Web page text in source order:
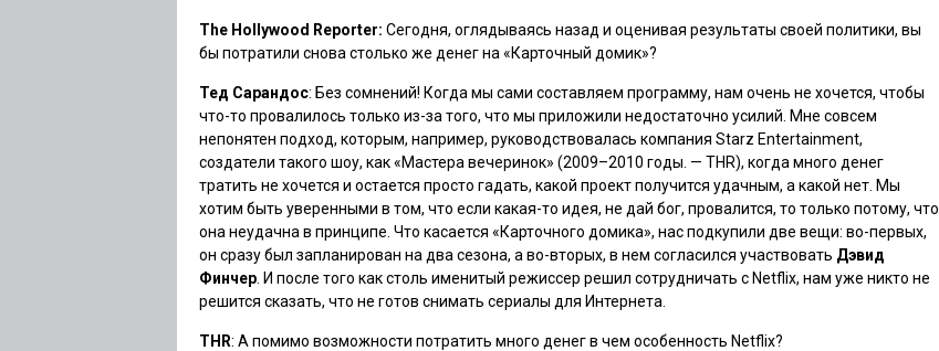
The Hollywood Reporter: Сегодня, оглядываясь назад и оценивая результаты своей политики, вы
бы потратили снова столько же денег на «Карточный домик»?
Тед Сарандос: Без сомнений! Когда мы сами составляем программу, нам очень не хочется, чтобы
что-то провалилось только из-за того, что мы приложили недостаточно усилий. Мне совсем
непонятен подход, которым, например, руководствовалась компания Starz Entertainment,
создатели такого шоу, как «Мастера вечеринок» (2009–2010 годы. — THR), когда много денег
тратить не хочется и остается просто гадать, какой проект получится удачным, а какой нет. Мы
хотим быть уверенными в том, что если какая-то идея, не дай бог, провалится, то только потому, что
она неудачна в принципе. Что касается «Карточного домика», нас подкупили две вещи: во-первых,
он сразу был запланирован на два сезона, а во-вторых, в нем согласился участвовать Дэвид
Финчер . И после того как столь именитый режиссер решил сотрудничать с Netflix, нам уже никто не
решится сказать, что не готов снимать сериалы для Интернета.
THR: А помимо возможности потратить много денег в чем особенность Netflix?